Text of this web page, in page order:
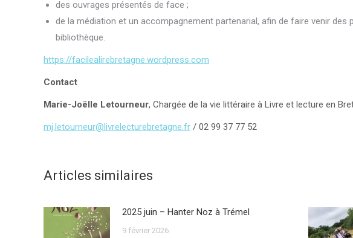
des ouvrages présentés de face ;
de la médiation et un accompagnement partenarial, afin de faire venir des
bibliothèque.
https://facilealirebretagne.wordpress.com
Contact
Marie-Joëlle Letourneur, Chargée de la vie littéraire à Livre et lecture en
mj.letourneur@livrelecturebretagne.fr / 02 99 37 77 52
Articles similaires
2025 juin – Hanter Noz à Trémel
9 février 2026